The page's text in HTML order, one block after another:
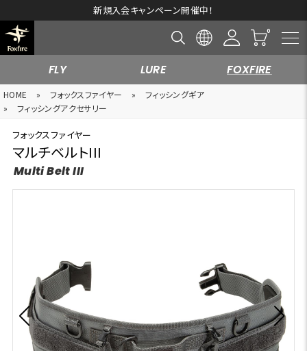
新規入会キャンペーン開催中！
FLY LURE FOXFIRE
HOME » フォックスファイヤー »
フィッシングギア
»
フィッシングアクセサリー
フォックスファイヤー
マルチベルトIII
Multi Belt III